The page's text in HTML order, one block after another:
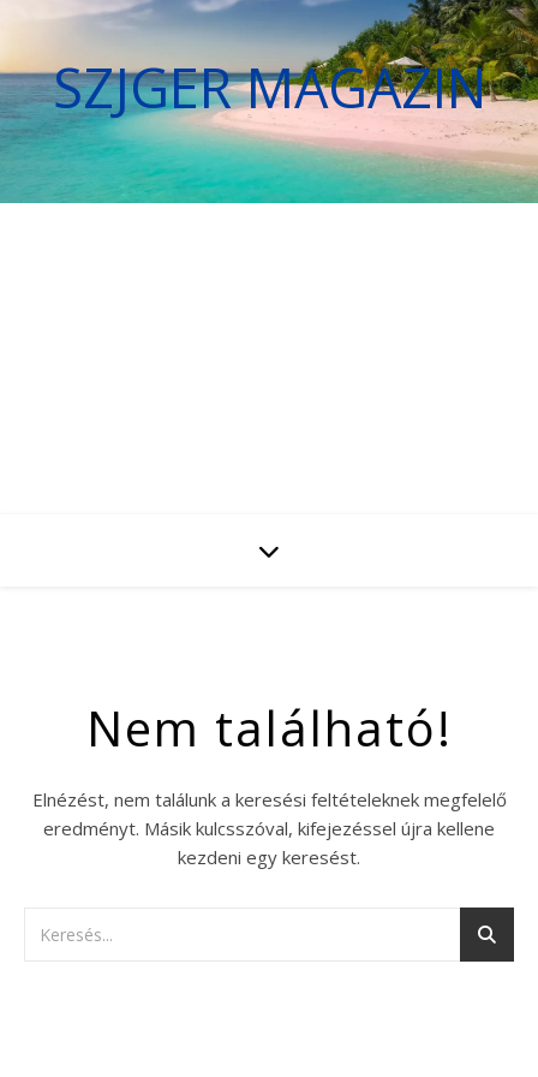
SZJGER MAGAZIN
Nem található!
Elnézést, nem találunk a keresési feltételeknek megfelelő
eredményt. Másik kulcsszóval, kifejezéssel újra kellene
kezdeni egy keresést.